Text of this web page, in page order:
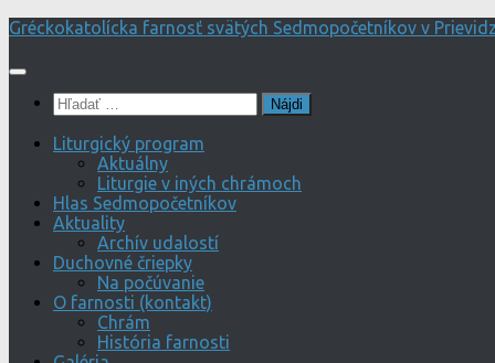
Preskočiť
obsah
Gréckokatolícka farnosť svätých Sedmopočetníkov v
Hľadať:
Liturgický program
Aktuálny
Liturgie v iných chrámoch
Hlas Sedmopočetníkov
Aktuality
Archív udalostí
Duchovné čriepky
Na počúvanie
O farnosti (kontakt)
Chrám
História farnosti